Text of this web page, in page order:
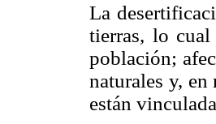
La
tierras, lo
población;
naturales y,
están